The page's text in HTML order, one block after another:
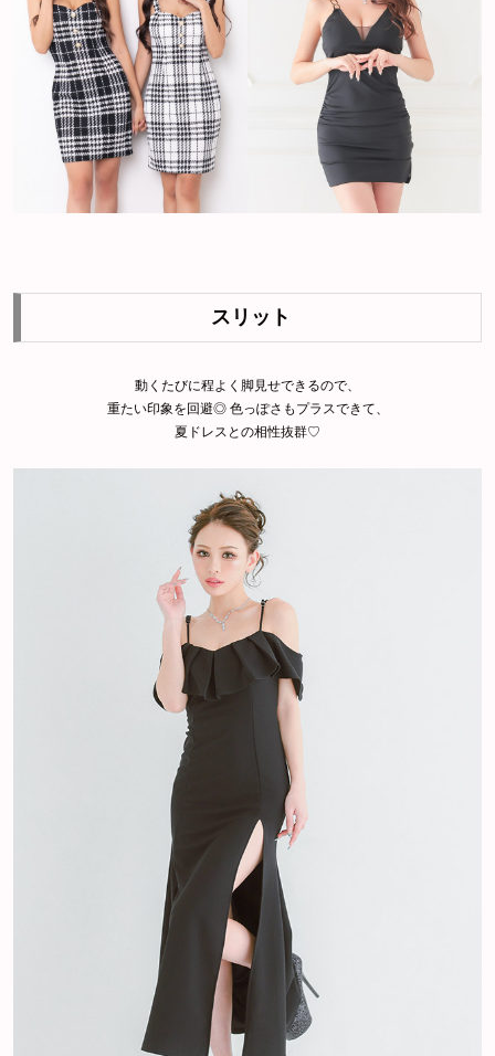
スリット
動くたびに程よく脚見せできるので、
重たい印象を回避◎ 色っぽさもプラスできて、
夏ドレスとの相性抜群♡